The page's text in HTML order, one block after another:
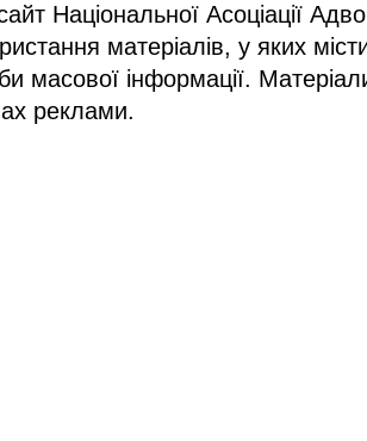
Національної Асоціації
матеріалів, у яких
масової інформації.
реклами.